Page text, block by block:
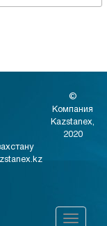
©
Компания
Kazstanex,
2020